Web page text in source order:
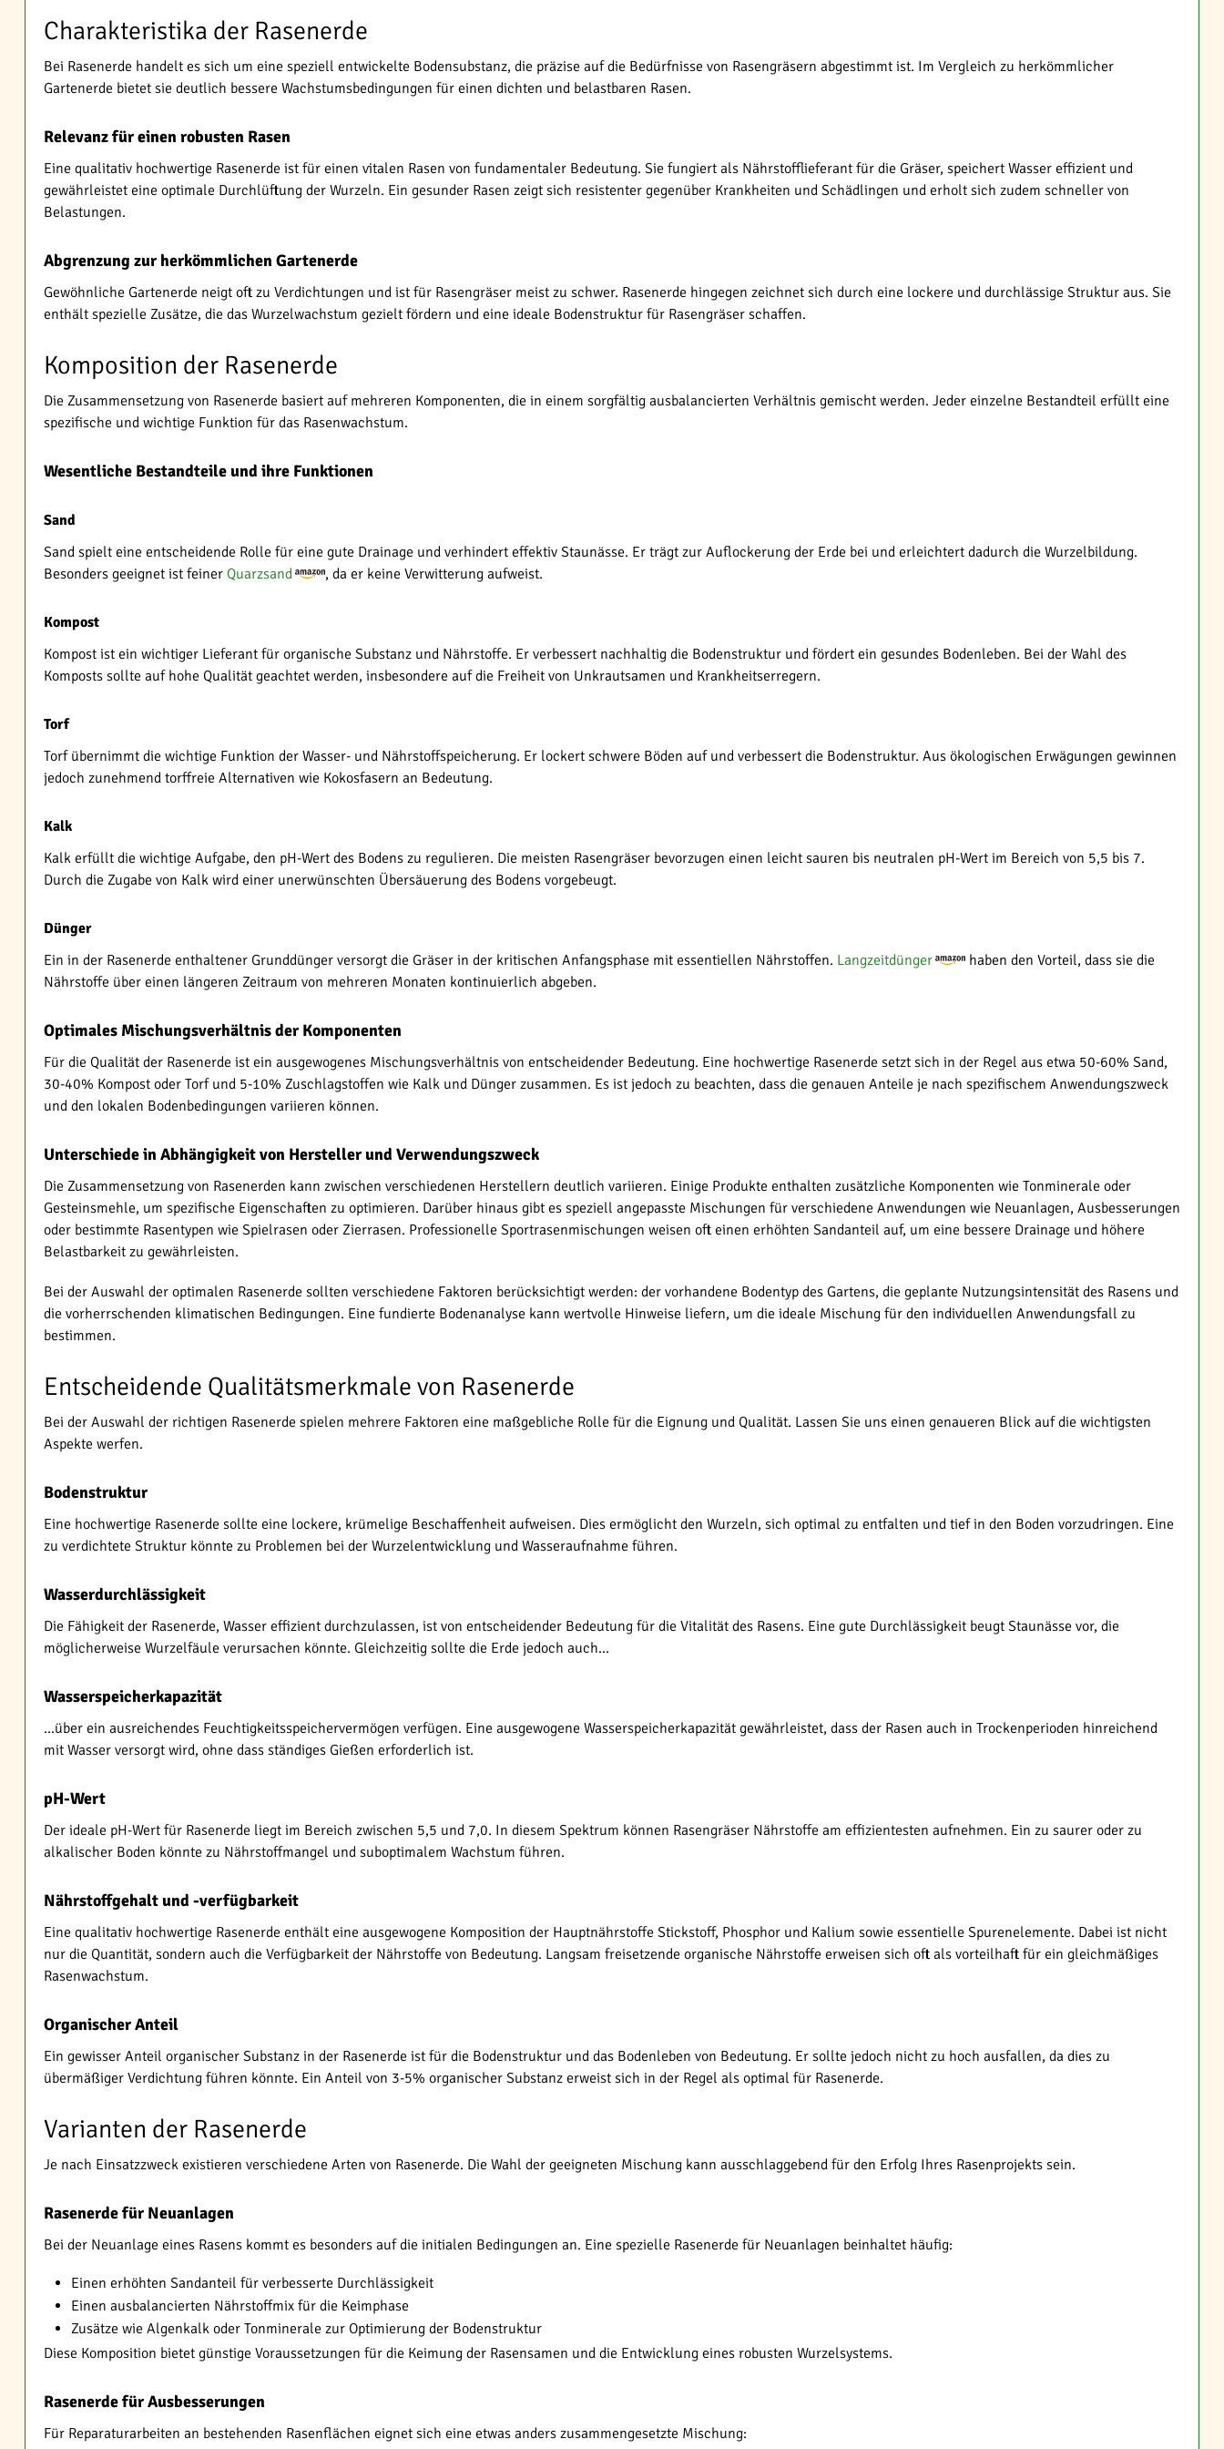
Charakteristika der Rasenerde
Bei Rasenerde handelt es sich um eine speziell entwickelte Bodensubstanz, die präzise auf die Bedürfnisse von Rasengräsern abgestimmt ist. Im Vergleich zu herkömmlicher
Gartenerde bietet sie deutlich bessere Wachstumsbedingungen für einen dichten und belastbaren Rasen.
Relevanz für einen robusten Rasen
Eine qualitativ hochwertige Rasenerde ist für einen vitalen Rasen von fundamentaler Bedeutung. Sie fungiert als Nährstofflieferant für die Gräser, speichert Wasser effizient und
gewährleistet eine optimale Durchlüftung der Wurzeln. Ein gesunder Rasen zeigt sich resistenter gegenüber Krankheiten und Schädlingen und erholt sich zudem schneller von
Belastungen.
Abgrenzung zur herkömmlichen Gartenerde
Gewöhnliche Gartenerde neigt oft zu Verdichtungen und ist für Rasengräser meist zu schwer. Rasenerde hingegen zeichnet sich durch eine lockere und durchlässige Struktur aus. Sie
enthält spezielle Zusätze, die das Wurzelwachstum gezielt fördern und eine ideale Bodenstruktur für Rasengräser schaffen.
Komposition der Rasenerde
Die Zusammensetzung von Rasenerde basiert auf mehreren Komponenten, die in einem sorgfältig ausbalancierten Verhältnis gemischt werden. Jeder einzelne Bestandteil erfüllt eine
spezifische und wichtige Funktion für das Rasenwachstum.
Wesentliche Bestandteile und ihre Funktionen
Sand
Sand spielt eine entscheidende Rolle für eine gute Drainage und verhindert effektiv Staunässe. Er trägt zur Auflockerung der Erde bei und erleichtert dadurch die Wurzelbildung.
Besonders geeignet ist feiner Quarzsand , da er keine Verwitterung aufweist.
Kompost
Kompost ist ein wichtiger Lieferant für organische Substanz und Nährstoffe. Er verbessert nachhaltig die Bodenstruktur und fördert ein gesundes Bodenleben. Bei der Wahl des
Komposts sollte auf hohe Qualität geachtet werden, insbesondere auf die Freiheit von Unkrautsamen und Krankheitserregern.
Torf
Torf übernimmt die wichtige Funktion der Wasser- und Nährstoffspeicherung. Er lockert schwere Böden auf und verbessert die Bodenstruktur. Aus ökologischen Erwägungen gewinnen
jedoch zunehmend torffreie Alternativen wie Kokosfasern an Bedeutung.
Kalk
Kalk erfüllt die wichtige Aufgabe, den pH-Wert des Bodens zu regulieren. Die meisten Rasengräser bevorzugen einen leicht sauren bis neutralen pH-Wert im Bereich von 5,5 bis 7.
Durch die Zugabe von Kalk wird einer unerwünschten Übersäuerung des Bodens vorgebeugt.
Dünger
Ein in der Rasenerde enthaltener Grunddünger versorgt die Gräser in der kritischen Anfangsphase mit essentiellen Nährstoffen. Langzeitdünger
haben den Vorteil, dass sie die
Nährstoffe über einen längeren Zeitraum von mehreren Monaten kontinuierlich abgeben.
Optimales Mischungsverhältnis der Komponenten
Für die Qualität der Rasenerde ist ein ausgewogenes Mischungsverhältnis von entscheidender Bedeutung. Eine hochwertige Rasenerde setzt sich in der Regel aus etwa 50-60% Sand,
30-40% Kompost oder Torf und 5-10% Zuschlagstoffen wie Kalk und Dünger zusammen. Es ist jedoch zu beachten, dass die genauen Anteile je nach spezifischem Anwendungszweck
und den lokalen Bodenbedingungen variieren können.
Unterschiede in Abhängigkeit von Hersteller und Verwendungszweck
Die Zusammensetzung von Rasenerden kann zwischen verschiedenen Herstellern deutlich variieren. Einige Produkte enthalten zusätzliche Komponenten wie Tonminerale oder
Gesteinsmehle, um spezifische Eigenschaften zu optimieren. Darüber hinaus gibt es speziell angepasste Mischungen für verschiedene Anwendungen wie Neuanlagen, Ausbesserungen
oder bestimmte Rasentypen wie Spielrasen oder Zierrasen. Professionelle Sportrasenmischungen weisen oft einen erhöhten Sandanteil auf, um eine bessere Drainage und höhere
Belastbarkeit zu gewährleisten.
Bei der Auswahl der optimalen Rasenerde sollten verschiedene Faktoren berücksichtigt werden: der vorhandene Bodentyp des Gartens, die geplante Nutzungsintensität des Rasens und
die vorherrschenden klimatischen Bedingungen. Eine fundierte Bodenanalyse kann wertvolle Hinweise liefern, um die ideale Mischung für den individuellen Anwendungsfall zu
bestimmen.
Entscheidende Qualitätsmerkmale von Rasenerde
Bei der Auswahl der richtigen Rasenerde spielen mehrere Faktoren eine maßgebliche Rolle für die Eignung und Qualität. Lassen Sie uns einen genaueren Blick auf die wichtigsten
Aspekte werfen.
Bodenstruktur
Eine hochwertige Rasenerde sollte eine lockere, krümelige Beschaffenheit aufweisen. Dies ermöglicht den Wurzeln, sich optimal zu entfalten und tief in den Boden vorzudringen. Eine
zu verdichtete Struktur könnte zu Problemen bei der Wurzelentwicklung und Wasseraufnahme führen.
Wasserdurchlässigkeit
Die Fähigkeit der Rasenerde, Wasser effizient durchzulassen, ist von entscheidender Bedeutung für die Vitalität des Rasens. Eine gute Durchlässigkeit beugt Staunässe vor, die
möglicherweise Wurzelfäule verursachen könnte. Gleichzeitig sollte die Erde jedoch auch...
Wasserspeicherkapazität
...über ein ausreichendes Feuchtigkeitsspeichervermögen verfügen. Eine ausgewogene Wasserspeicherkapazität gewährleistet, dass der Rasen auch in Trockenperioden hinreichend
mit Wasser versorgt wird, ohne dass ständiges Gießen erforderlich ist.
pH-Wert
Der ideale pH-Wert für Rasenerde liegt im Bereich zwischen 5,5 und 7,0. In diesem Spektrum können Rasengräser Nährstoffe am effizientesten aufnehmen. Ein zu saurer oder zu
alkalischer Boden könnte zu Nährstoffmangel und suboptimalem Wachstum führen.
Nährstoffgehalt und -verfügbarkeit
Eine qualitativ hochwertige Rasenerde enthält eine ausgewogene Komposition der Hauptnährstoffe Stickstoff, Phosphor und Kalium sowie essentielle Spurenelemente. Dabei ist nicht
nur die Quantität, sondern auch die Verfügbarkeit der Nährstoffe von Bedeutung. Langsam freisetzende organische Nährstoffe erweisen sich oft als vorteilhaft für ein gleichmäßiges
Rasenwachstum.
Organischer Anteil
Ein gewisser Anteil organischer Substanz in der Rasenerde ist für die Bodenstruktur und das Bodenleben von Bedeutung. Er sollte jedoch nicht zu hoch ausfallen, da dies zu
übermäßiger Verdichtung führen könnte. Ein Anteil von 3-5% organischer Substanz erweist sich in der Regel als optimal für Rasenerde.
Varianten der Rasenerde
Je nach Einsatzzweck existieren verschiedene Arten von Rasenerde. Die Wahl der geeigneten Mischung kann ausschlaggebend für den Erfolg Ihres Rasenprojekts sein.
Rasenerde für Neuanlagen
Bei der Neuanlage eines Rasens kommt es besonders auf die initialen Bedingungen an. Eine spezielle Rasenerde für Neuanlagen beinhaltet häufig:
Einen erhöhten Sandanteil für verbesserte Durchlässigkeit
Einen ausbalancierten Nährstoffmix für die Keimphase
Zusätze wie Algenkalk oder Tonminerale zur Optimierung der Bodenstruktur
Diese Komposition bietet günstige Voraussetzungen für die Keimung der Rasensamen und die Entwicklung eines robusten Wurzelsystems.
Rasenerde für Ausbesserungen
Für Reparaturarbeiten an bestehenden Rasenflächen eignet sich eine etwas anders zusammengesetzte Mischung: